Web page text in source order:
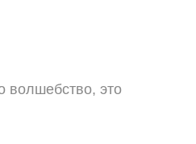
волшебство, это